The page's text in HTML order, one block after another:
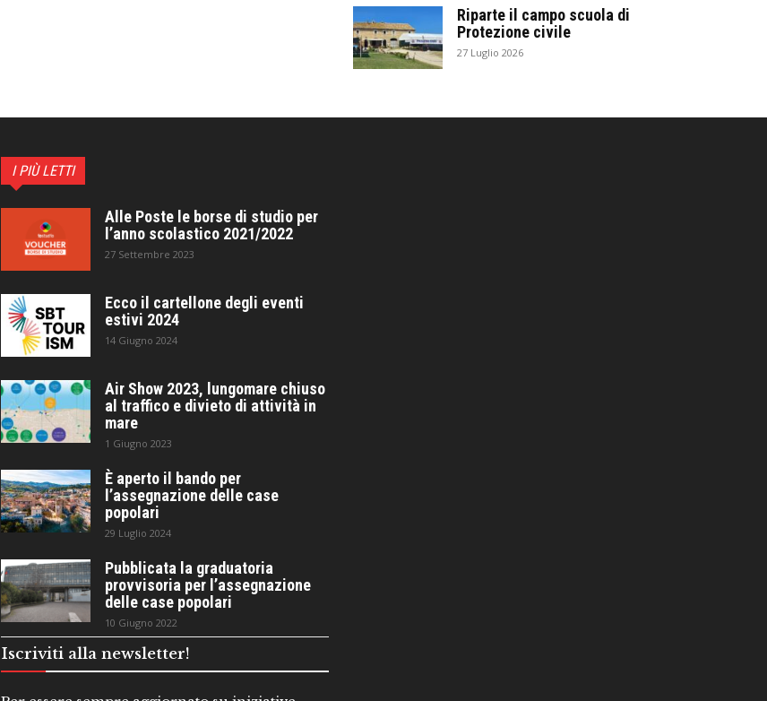
Riparte il campo scuola di
Protezione civile
27 Luglio 2026
I PIÙ LETTI
Alle Poste le borse di studio per
l’anno scolastico 2021/2022
27 Settembre 2023
Ecco il cartellone degli eventi
estivi 2024
14 Giugno 2024
Air Show 2023, lungomare chiuso
al traffico e divieto di attività in
mare
1 Giugno 2023
È aperto il bando per
l’assegnazione delle case
popolari
29 Luglio 2024
Pubblicata la graduatoria
provvisoria per l’assegnazione
delle case popolari
10 Giugno 2022
Iscriviti alla newsletter!